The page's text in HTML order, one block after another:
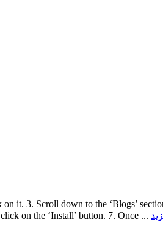
it. 3. Scroll down to the ‘Blogs’
on the ‘Install’ button. 7. Once ...